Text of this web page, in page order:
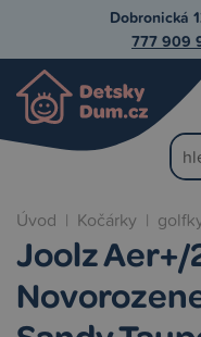
Dobronická
777 909
Úvod | Kočárky |
Joolz